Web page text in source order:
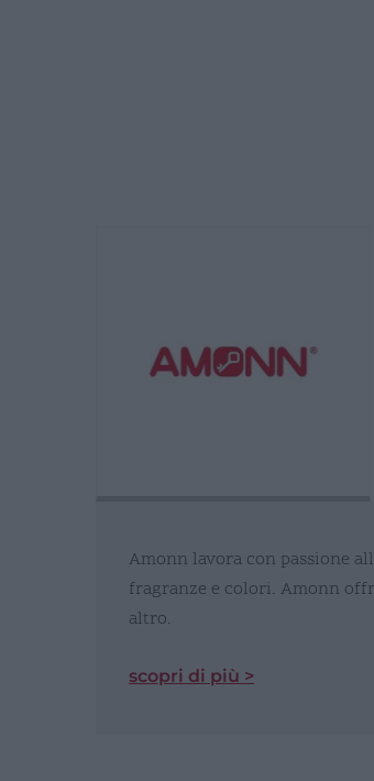
Amonn lavora con passione
fragranze e colori. Amonn
altro.
scopri di più >